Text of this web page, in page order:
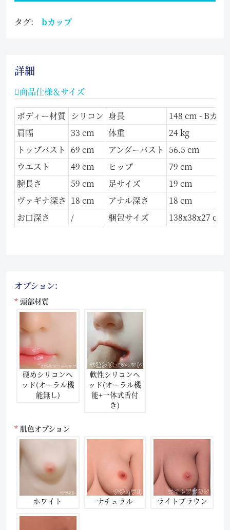
タグ: bカップ
詳細
商品仕様＆サイズ
ボディー材質 シリコン 身長
148 cm - Bカッ
肩幅
33 cm 体重
24 kg
トップバスト 69 cm アンダーバスト 56.5 cm
ウエスト
49 cm ヒップ
79 cm
腕長さ
59 cm 足サイズ
19 cm
ヴァギナ深さ 18 cm アナル深さ
18 cm
お口深さ
/ 梱包サイズ 138x38x27 cm
オプション:
頭部材質
硬めシリコンヘ
ッド(オーラル機
能無し)
軟性シリコンヘ
ッド(オーラル機
能+一体式舌付
き)
肌色オプション
ホワイト ナチュラル ライトブラウン